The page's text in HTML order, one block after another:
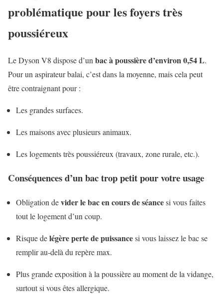
problématique pour les foyers très
poussiéreux
Le Dyson V8 dispose d’un bac à poussière d’environ 0,54 L.
Pour un aspirateur balai, c’est dans la moyenne, mais cela peut
être contraignant pour :
Les grandes surfaces.
Les maisons avec plusieurs animaux.
Les logements très poussiéreux (travaux, zone rurale, etc.).
Conséquences d’un bac trop petit pour votre usage
Obligation devider le bac en cours de séancesi vous faites
tout le logement d’un coup.
Risque delégère perte de puissancesi vous laissez le bac se
remplir au-delà du repère max.
Plus grande exposition à la poussière au moment de la vidange,
surtout si vous êtes allergique.